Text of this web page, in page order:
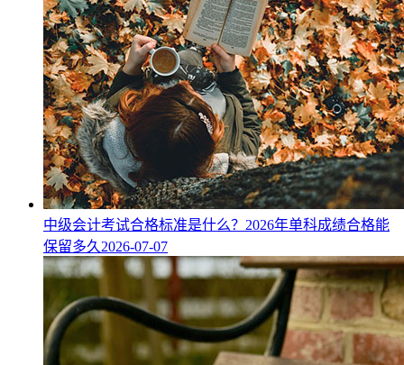
中级会计考试合格标准是什么？2026年单科成绩合格能
保留多久 2026-07-07